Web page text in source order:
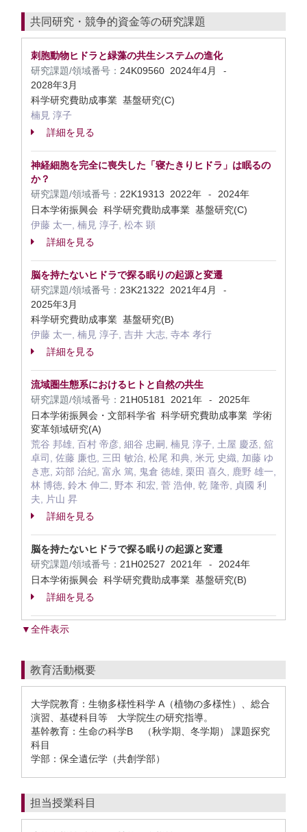
共同研究・競争的資金等の研究課題
刺胞動物ヒドラと緑藻の共生システムの進化
研究課題/領域番号： 24K09560 2024年4月 -
2028年3月
科学研究費助成事業 基盤研究(C)
楠見 淳子
詳細を見る
神経細胞を完全に喪失した「寝たきりヒドラ」は眠るの
か？
研究課題/領域番号： 22K19313 2022年 -
2024年
日本学術振興会 科学研究費助成事業 基盤研究(C)
伊藤 太一, 楠見 淳子, 松本 顕
詳細を見る
脳を持たないヒドラで探る眠りの起源と変遷
研究課題/領域番号： 23K21322 2021年4月 -
2025年3月
科学研究費助成事業 基盤研究(B)
伊藤 太一, 楠見 淳子, 吉井 大志, 寺本 孝行
詳細を見る
流域圏生態系におけるヒトと自然の共生
研究課題/領域番号： 21H05181 2021年 -
2025年
日本学術振興会・文部科学省 科学研究費助成事業 学術
変革領域研究(A)
荒谷 邦雄, 百村 帝彦, 細谷 忠嗣, 楠見 淳子, 土屋 慶丞, 舘
卓司, 佐藤 廉也, 三田 敏治, 松尾 和典, 米元 史織, 加藤 ゆ
き恵, 苅部 治紀, 富永 篤, 鬼倉 徳雄, 栗田 喜久, 鹿野 雄一,
林 博徳, 鈴木 伸二, 野本 和宏, 菅 浩伸, 乾 隆帝, 貞國 利
夫, 片山 昇
詳細を見る
脳を持たないヒドラで探る眠りの起源と変遷
研究課題/領域番号： 21H02527 2021年 -
2024年
日本学術振興会 科学研究費助成事業 基盤研究(B)
詳細を見る
▼全件表示
教育活動概要
大学院教育：生物多様性科学 A（植物の多様性）、総合
演習、基礎科目等 大学院生の研究指導。
基幹教育：生命の科学B （秋学期、冬学期） 課題探究
科目
学部：保全遺伝学（共創学部）
担当授業科目